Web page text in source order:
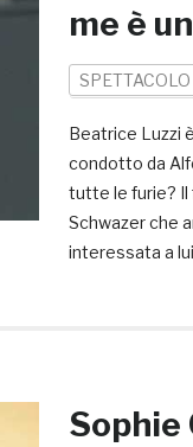
me è
SPETTACOLO
Beatrice Luzzi
condotto da
tutte le furie? Il
Schwazer che
interessata a